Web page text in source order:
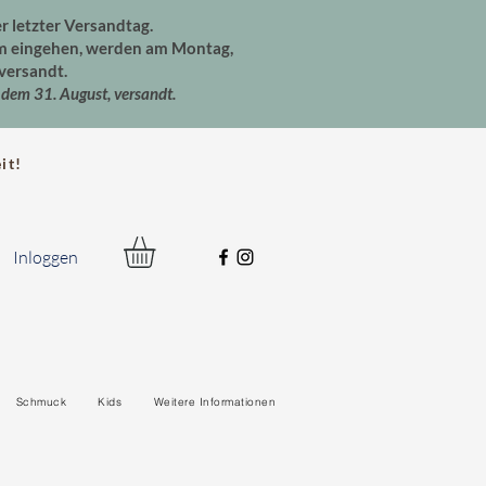
letzter Versandtag.
eingehen, werden am Montag,
31. August, versandt.
Inloggen
Schmuck Kids Weitere Informationen